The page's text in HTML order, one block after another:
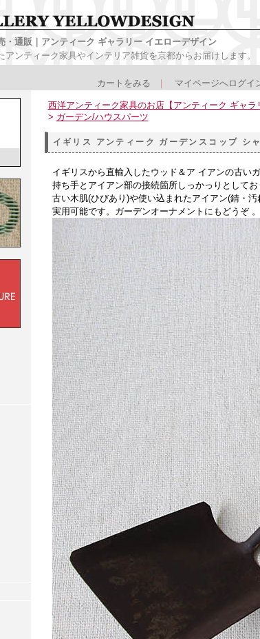
・通販｜アンティーク ギャラリー イエローデザイン
ンティーク家具やインテリア雑貨を京都からお届けします。
カートをみる マイページへログイ
西洋アンティーク家具のお店【アンティーク ギャラ
> ガーデン/ハウスパーツ
イギリス アンティーク ガーデンスコップ シ
イギリスから直輸入したウッド＆ア イアンの古い
持ち手とアイアン部の接続箇所しっかっりとしてお
古い木肌(ひびあり)や使い込まれたアイアン(錆・
実用可能です。ガーデンオーナメントにもどうぞ 。